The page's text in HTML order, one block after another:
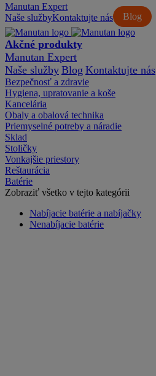
Manutan Expert
Naše služby
Blog
Kontaktujte nás
Akčné produkty
Manutan Expert
Naše služby Blog Kontaktujte nás
Bezpečnosť a zdravie
Hygiena, upratovanie a koše
Kancelária
Obaly a obalová technika
Priemyselné potreby a náradie
Sklad
Stoličky
Vonkajšie priestory
Reštaurácia
Batérie
Zobraziť všetko v tejto kategórii
Nabíjacie batérie a nabíjačky
Nenabíjacie batérie